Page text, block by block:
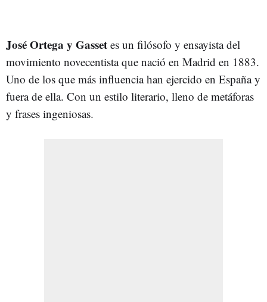
José Ortega y Gasset es un filósofo y ensayista del
movimiento novecentista que nació en Madrid en 1883.
Uno de los que más influencia han ejercido en España y
fuera de ella. Con un estilo literario, lleno de metáforas
y frases ingeniosas.